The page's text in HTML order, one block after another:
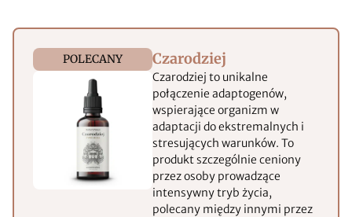
POLECANY Czarodziej
Czarodziej to unikalne
połączenie adaptogenów,
wspierające organizm w
adaptacji do ekstremalnych i
stresujących warunków. To
produkt szczególnie ceniony
przez osoby prowadzące
intensywny tryb życia,
polecany między innymi przez